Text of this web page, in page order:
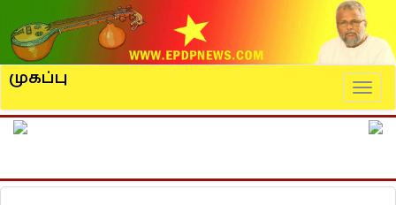
முகப்பு